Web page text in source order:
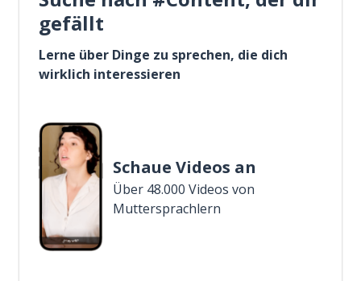
gefällt
Lerne über Dinge zu sprechen, die dich
wirklich interessieren
Schaue Videos an
Über 48.000 Videos von
Muttersprachlern